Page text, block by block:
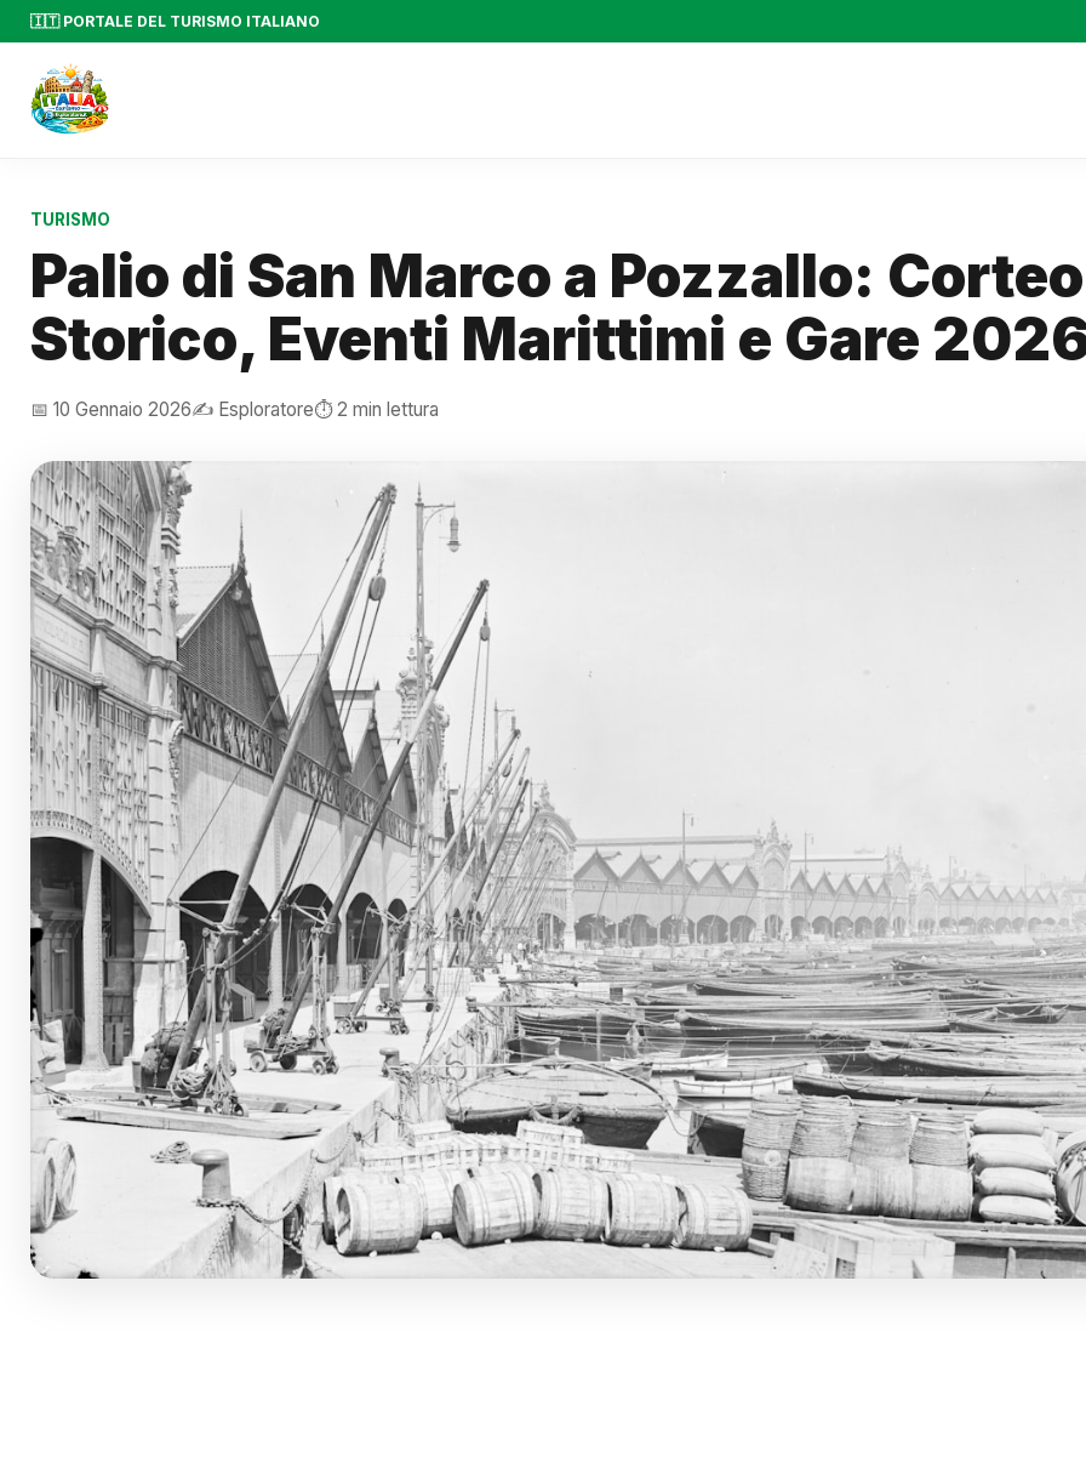
🇮🇹 PORTALE DEL TURISMO ITALIANO
TURISMO
Palio di San Marco a Pozzallo: Corteo
Storico, Eventi Marittimi e Gare
📅 10 Gennaio 2026✍️ Esploratore⏱️ 2 min lettura